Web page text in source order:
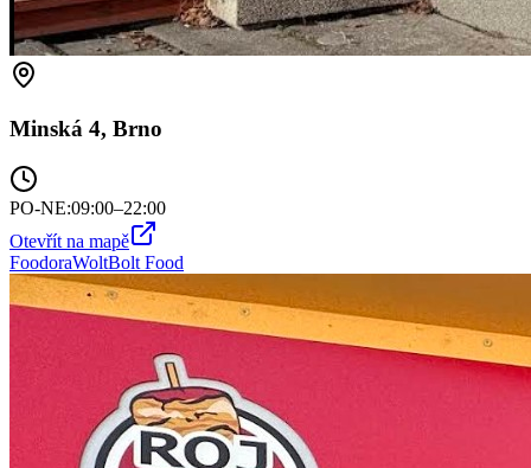
Minská 4, Brno
PO-NE:09:00–22:00
Otevřít na mapě
FoodoraWoltBolt Food